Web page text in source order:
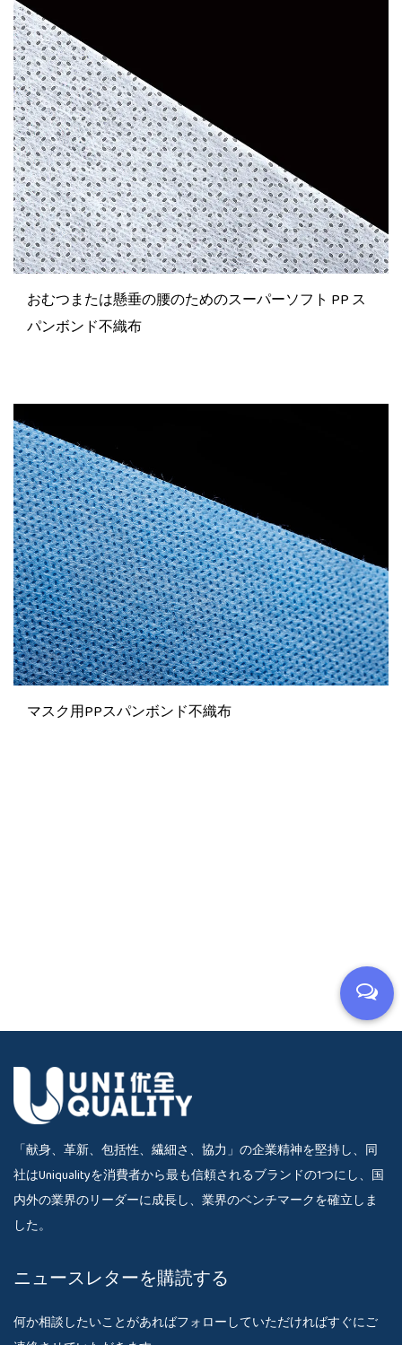
おむつまたは懸垂の腰のためのスーパーソフト PP ス
パンボンド不織布
マスク用PPスパンボンド不織布
「献身、革新、包括性、繊細さ、協力」の企業精神を堅持し、同
社はUniqualityを消費者から最も信頼されるブランドの1つにし、国
内外の業界のリーダーに成長し、業界のベンチマークを確立しま
した。
ニュースレターを購読する
何か相談したいことがあればフォローしていただければすぐにご